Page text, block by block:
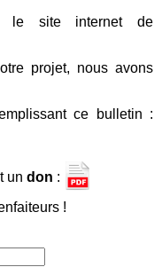
le site internet de
projet, nous avons
ce bulletin :
un don :
!